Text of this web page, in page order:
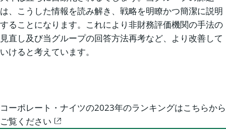
は、こうした情報を読み解き、戦略を明瞭かつ簡潔に説明
することになります。これにより非財務評価機関の手法の
見直し及び当グループの回答方法再考など、より改善して
いけると考えています。
コーポレート・ナイツの2023年のランキングはこちらから
ご覧ください